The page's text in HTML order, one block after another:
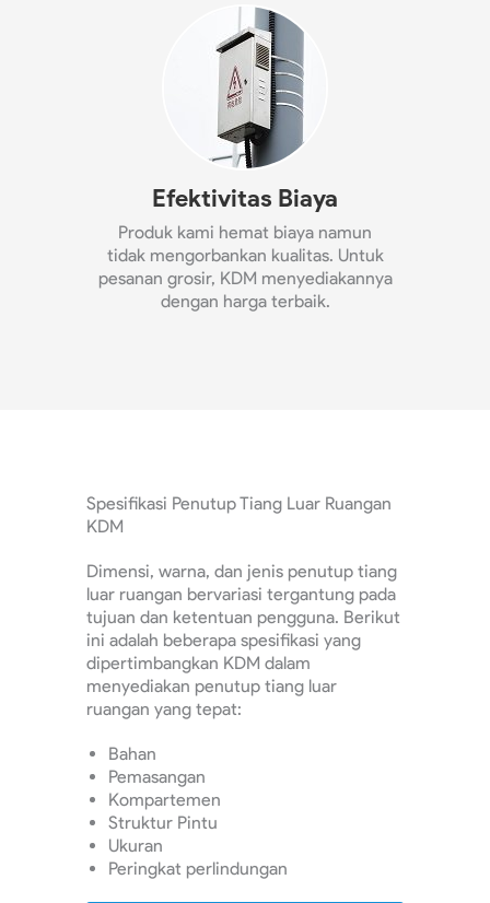
Efektivitas Biaya
Produk kami hemat biaya namun
tidak mengorbankan kualitas. Untuk
pesanan grosir, KDM menyediakannya
dengan harga terbaik.
Spesifikasi Penutup Tiang Luar Ruangan
KDM
Dimensi, warna, dan jenis penutup tiang
luar ruangan bervariasi tergantung pada
tujuan dan ketentuan pengguna. Berikut
ini adalah beberapa spesifikasi yang
dipertimbangkan KDM dalam
menyediakan penutup tiang luar
ruangan yang tepat:
Bahan
Pemasangan
Kompartemen
Struktur Pintu
Ukuran
Peringkat perlindungan